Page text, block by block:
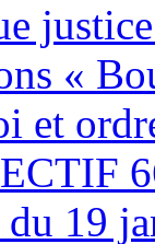
«
et
du 19